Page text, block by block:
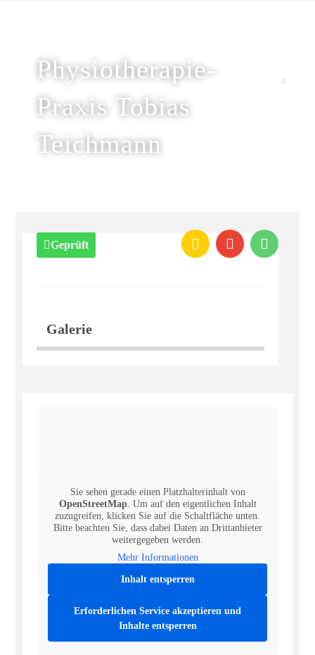
Physiotherapie-
Praxis Tobias
Teichmann
Geprüft
Galerie
Sie sehen gerade einen Platzhalterinhalt von
OpenStreetMap. Um auf den eigentlichen Inhalt
zuzugreifen, klicken Sie auf die Schaltfläche unten.
Bitte beachten Sie, dass dabei Daten an Drittanbieter
weitergegeben werden.
Mehr Informationen
Inhalt entsperren
Erforderlichen Service akzeptieren und
Inhalte entsperren